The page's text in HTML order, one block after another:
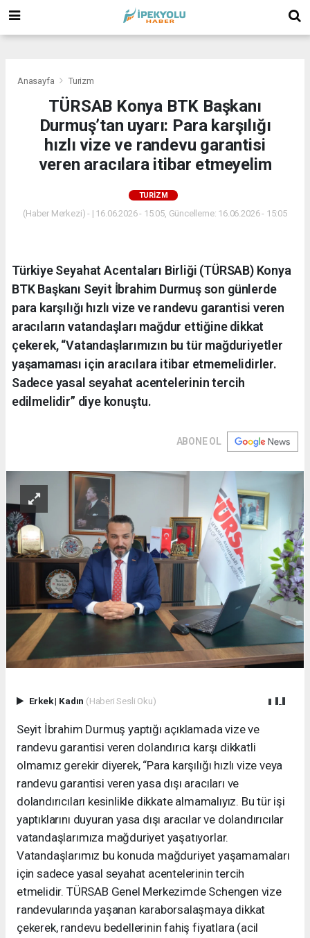
Anasayfa Turizm
TÜRSAB Konya BTK Başkanı
Durmuş’tan uyarı: Para karşılığı
hızlı vize ve randevu garantisi
veren aracılara itibar etmeyelim
TURIZM
(Haber Merkezi) - | 16.06.2026 - 15:05, Güncelleme: 16.06.2026 - 15:05
Türkiye Seyahat Acentaları Birliği (TÜRSAB) Konya
BTK Başkanı Seyit İbrahim Durmuş son günlerde
para karşılığı hızlı vize ve randevu garantisi veren
aracıların vatandaşları mağdur ettiğine dikkat
çekerek, “Vatandaşlarımızın bu tür mağduriyetler
yaşamaması için aracılara itibar etmemelidirler.
Sadece yasal seyahat acentelerinin tercih
edilmelidir” diye konuştu.
ABONE OL
Erkek| Kadın (Haberi Sesli Oku)
Seyit İbrahim Durmuş yaptığı açıklamada vize ve
randevu garantisi veren dolandırıcı karşı dikkatli
olmamız gerekir diyerek, “Para karşılığı hızlı vize veya
randevu garantisi veren yasa dışı aracıları ve
dolandırıcıları kesinlikle dikkate almamalıyız. Bu tür işi
yaptıklarını duyuran yasa dışı aracılar ve dolandırıcılar
vatandaşlarımıza mağduriyet yaşatıyorlar.
Vatandaşlarımız bu konuda mağduriyet yaşamamaları
için sadece yasal seyahat acentelerinin tercih
etmelidir. TÜRSAB Genel Merkezimde Schengen vize
randevularında yaşanan karaborsalaşmaya dikkat
çekerek, randevu bedellerinin fahiş fiyatlara (acil